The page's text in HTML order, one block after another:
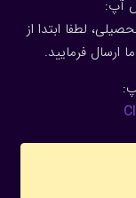
آپ:
لطفا ابتدا از
فرمایید.